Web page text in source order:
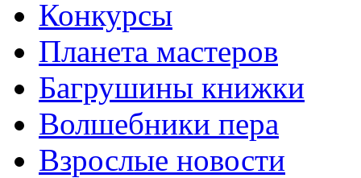
Конкурсы
Планета мастеров
Багрушины книжки
Волшебники пера
Взрослые новости